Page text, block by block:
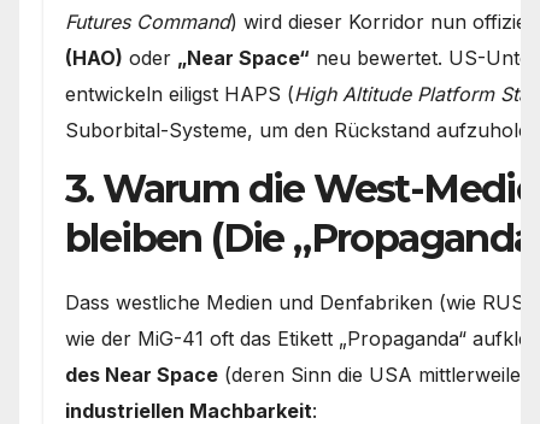
Futures Command) wird dieser Korridor nun
(HAO) oder „Near Space“ neu bewertet. US-
entwickeln eiligst HAPS (High Altitude Platform
Suborbital-Systeme, um den Rückstand
3. Warum die West-
bleiben (Die
Dass westliche Medien und Denfabriken (wie
wie der MiG-41 oft das Etikett „Propaganda“
des Near Space (deren Sinn die USA mittlerweile
industriellen Machbarkeit: